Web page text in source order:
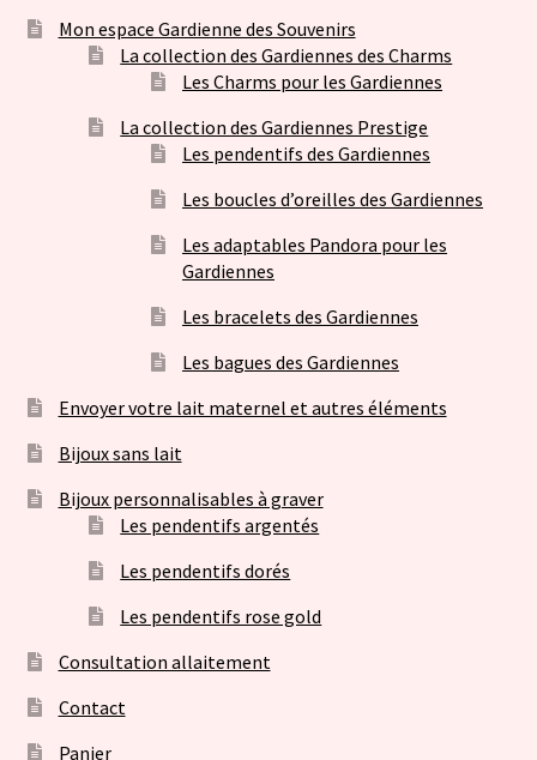
Mon espace Gardienne des Souvenirs
La collection des Gardiennes des Charms
Les Charms pour les Gardiennes
La collection des Gardiennes Prestige
Les pendentifs des Gardiennes
Les boucles d’oreilles des Gardiennes
Les adaptables Pandora pour les
Gardiennes
Les bracelets des Gardiennes
Les bagues des Gardiennes
Envoyer votre lait maternel et autres éléments
Bijoux sans lait
Bijoux personnalisables à graver
Les pendentifs argentés
Les pendentifs dorés
Les pendentifs rose gold
Consultation allaitement
Contact
Panier